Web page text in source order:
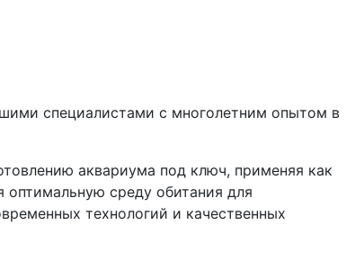
специалистами с многолетним опытом в
аквариума под ключ, применяя как
оптимальную среду обитания для
технологий и качественных